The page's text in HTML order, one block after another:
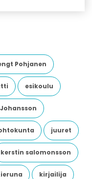
Pohjanen
esikoulu
juuret
kerstin salomonsson
kirjailija